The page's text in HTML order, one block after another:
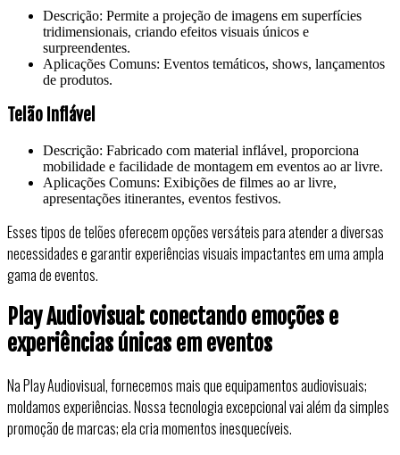
Descrição: Permite a projeção de imagens em superfícies
tridimensionais, criando efeitos visuais únicos e
surpreendentes.
Aplicações Comuns: Eventos temáticos, shows, lançamentos
de produtos.
Telão Inflável
Descrição: Fabricado com material inflável, proporciona
mobilidade e facilidade de montagem em eventos ao ar livre.
Aplicações Comuns: Exibições de filmes ao ar livre,
apresentações itinerantes, eventos festivos.
Esses tipos de telões oferecem opções versáteis para atender a diversas
necessidades e garantir experiências visuais impactantes em uma ampla
gama de eventos.
Play Audiovisual: conectando emoções e
experiências únicas em eventos
Na Play Audiovisual, fornecemos mais que equipamentos audiovisuais;
moldamos experiências. Nossa tecnologia excepcional vai além da simples
promoção de marcas; ela cria momentos inesquecíveis.